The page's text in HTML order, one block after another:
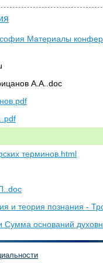
Материалы
А.А..doc
терминов.html
и теория познания -
оснований